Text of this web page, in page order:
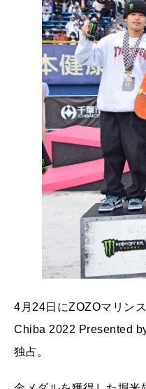
4月24日にZOZOマリン
Chiba 2022 Presented
独占。